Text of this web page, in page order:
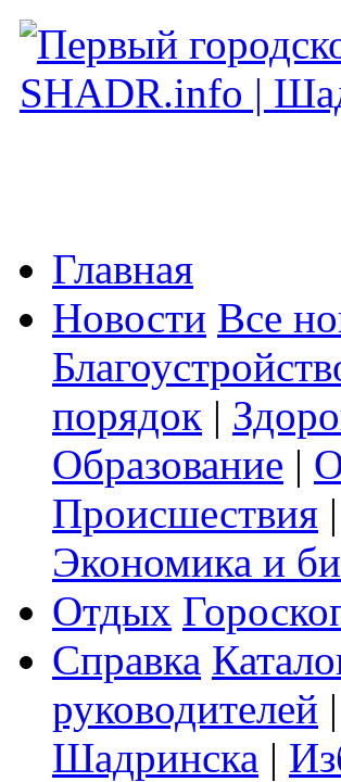
Главная
Новости Все
порядок |
Образование |
Происшествия |
Экономика и
Отдых
Справка
руководителей |
Шадринска |